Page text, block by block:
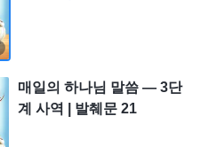
매일의 하나님 말씀 ― 3단
계 사역 | 발췌문 21